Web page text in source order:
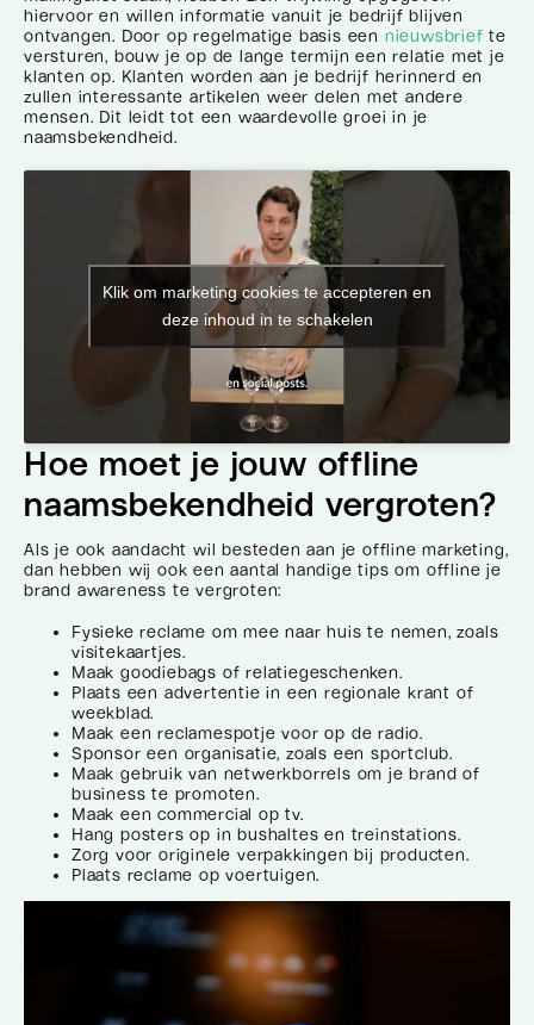
hiervoor en willen informatie vanuit je bedrijf blijven
ontvangen. Door op regelmatige basis een nieuwsbrief te
versturen, bouw je op de lange termijn een relatie met je
klanten op. Klanten worden aan je bedrijf herinnerd en
zullen interessante artikelen weer delen met andere
mensen. Dit leidt tot een waardevolle groei in je
naamsbekendheid.
Klik om marketing cookies te accepteren en
deze inhoud in te schakelen
Hoe moet je jouw offline
naamsbekendheid vergroten?
Als je ook aandacht wil besteden aan je offline marketing,
dan hebben wij ook een aantal handige tips om offline je
brand awareness te vergroten:
Fysieke reclame om mee naar huis te nemen, zoals
visitekaartjes.
Maak goodiebags of relatiegeschenken.
Plaats een advertentie in een regionale krant of
weekblad.
Maak een reclamespotje voor op de radio.
Sponsor een organisatie, zoals een sportclub.
Maak gebruik van netwerkborrels om je brand of
business te promoten.
Maak een commercial op tv.
Hang posters op in bushaltes en treinstations.
Zorg voor originele verpakkingen bij producten.
Plaats reclame op voertuigen.